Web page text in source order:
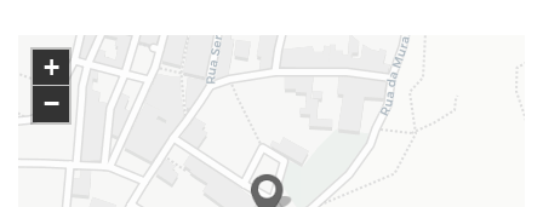
+
−